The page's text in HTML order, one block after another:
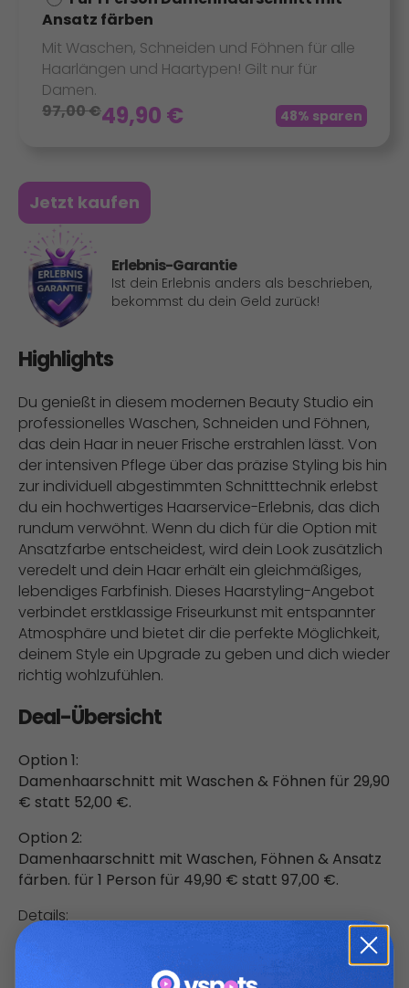
Ansatz färben
Mit Waschen, Schneiden und Föhnen für alle
Haarlängen und Haartypen! Gilt nur für
Damen.
97,00€49,90 € 48% sparen
Jetzt kaufen
Erlebnis-Garantie
Ist dein Erlebnis anders als beschrieben,
bekommst du dein Geld zurück!
Highlights
Du genießt in diesem modernen Beauty Studio ein
professionelles Waschen, Schneiden und Föhnen,
das dein Haar in neuer Frische erstrahlen lässt. Von
der intensiven Pflege über das präzise Styling bis hin
zur individuell abgestimmten Schnitttechnik erlebst
du ein hochwertiges Haarservice-Erlebnis, das dich
rundum verwöhnt. Wenn du dich für die Option mit
Ansatzfarbe entscheidest, wird dein Look zusätzlich
veredelt und dein Haar erhält ein gleichmäßiges,
lebendiges Farbfinish. Dieses Haarstyling-Angebot
verbindet erstklassige Friseurkunst mit entspannter
Atmosphäre und bietet dir die perfekte Möglichkeit,
deinem Style ein Upgrade zu geben und dich wieder
richtig wohlzufühlen.
Deal-Übersicht
Option 1:
Damenhaarschnitt mit Waschen & Föhnen für 29,90
€ statt 52,00 €.
Option 2:
Damenhaarschnitt mit Waschen, Föhnen & Ansatz
färben. für 1 Person für 49,90 € statt 97,00 €.
Details:
Option 1:
Deine Haare werden zunächst gründlich